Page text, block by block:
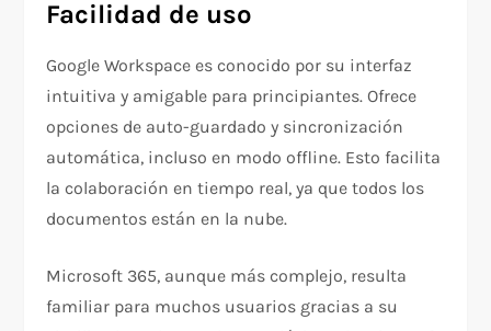
Facilidad de uso
Google Workspace es conocido por su interfaz
intuitiva y amigable para principiantes. Ofrece
opciones de auto-guardado y sincronización
automática, incluso en modo offline. Esto facilita
la colaboración en tiempo real, ya que todos los
documentos están en la nube.
Microsoft 365, aunque más complejo, resulta
familiar para muchos usuarios gracias a su